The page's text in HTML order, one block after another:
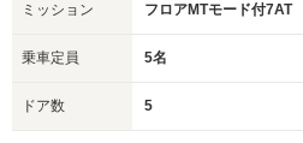
ミッション フロアMTモード付7AT
乗車定員 5名
ドア数 5